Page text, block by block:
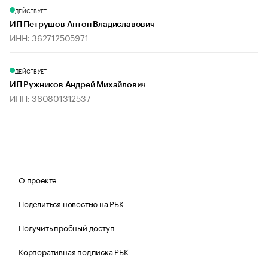
ДЕЙСТВУЕТ
ИП Петрушов Антон Владиславович
ИНН: 362712505971
ДЕЙСТВУЕТ
ИП Ружников Андрей Михайлович
ИНН: 360801312537
О проекте
Поделиться новостью на РБК
Получить пробный доступ
Корпоративная подписка РБК